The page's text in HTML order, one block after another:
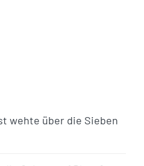
wehte über die Sieben